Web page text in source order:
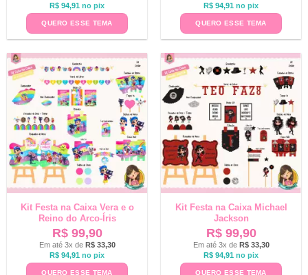
R$ 94,91 no pix
QUERO ESSE TEMA
R$ 94,91 no pix
QUERO ESSE TEMA
Kit Festa na Caixa Vera e o
Reino do Arco-Íris
R$99,90
Em até 3x de R$33,30
R$ 94,91 no pix
QUERO ESSE TEMA
Kit Festa na Caixa Michael
Jackson
R$99,90
Em até 3x de R$33,30
R$ 94,91 no pix
QUERO ESSE TEMA